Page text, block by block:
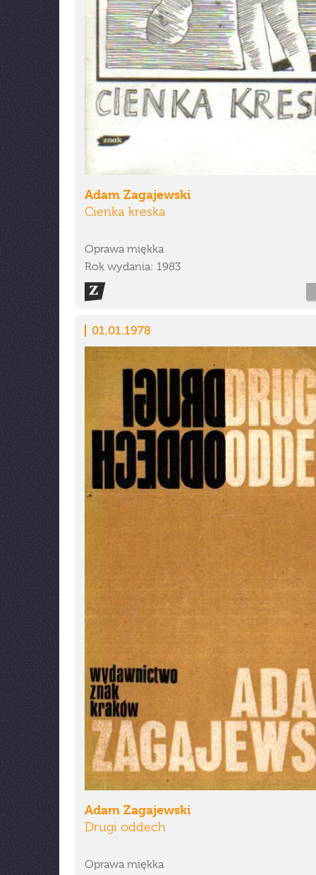
Adam Zagajewski
Cienka kreska
Oprawa miękka
Rok wydania: 1983
01.01.1978
Adam Zagajewski
Drugi oddech
Oprawa miękka